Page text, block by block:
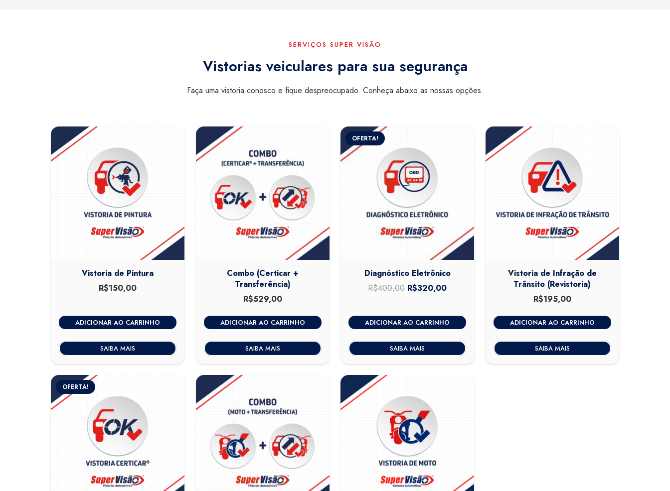
SERVIÇOS SUPER VISÃO
Vistorias veiculares para sua segurança
Faça uma vistoria conosco e fique despreocupado. Conheça abaixo as nossas opções.
Vistoria de Pintura
R$150,00
ADICIONAR AO CARRINHO
SAIBA MAIS
Combo (Certicar +
Transferência)
R$529,00
ADICIONAR AO CARRINHO
SAIBA MAIS
OFERTA!
Diagnóstico Eletrônico
R$400,00 O
original
era:
R$400,00.
R$320,00
atual
é:
R$320,00.
ADICIONAR AO CARRINHO
SAIBA MAIS
Vistoria de Infração de
Trânsito (Revistoria)
R$195,00
ADICIONAR AO CARRINHO
SAIBA MAIS
OFERTA!